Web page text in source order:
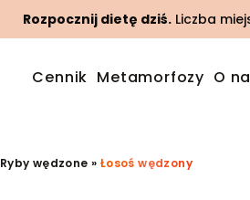
Rozpocznij dietę dziś. Liczba
Cennik Metamorfozy O
Ryby wędzone » Łosoś wędzony